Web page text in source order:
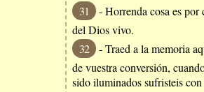
31
- Horrenda cosa es por
del Dios vivo.
32
- Traed a la memoria
de vuestra conversión,
sido iluminados sufristeis